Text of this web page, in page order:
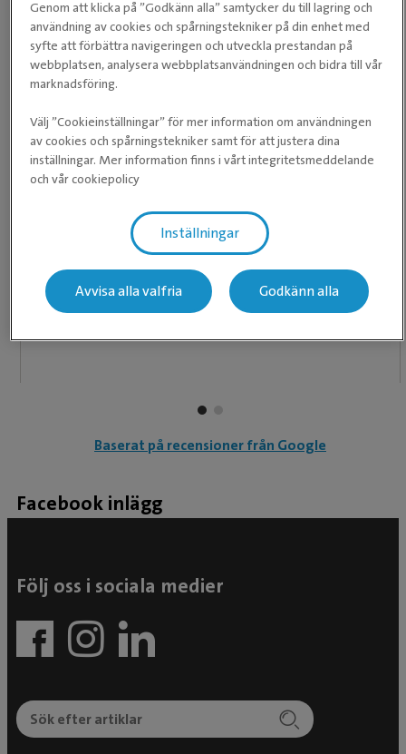
Klinikchef / Leg. Veterinär
Våra medarbetare
Våra recensioner
Duktig, trevlig personal som hanterade en akut
Baserat på recensioner från Google
Facebook inlägg
Följ oss i sociala medier
Genom att klicka på ”Godkänn alla” samtycker du till lagring och
användning av cookies och spårningstekniker på din enhet med
syfte att förbättra navigeringen och utveckla prestandan på
webbplatsen, analysera webbplatsanvändningen och bidra till vår
marknadsföring.
Välj ”Cookieinställningar” för mer information om användningen
av cookies och spårningstekniker samt för att justera dina
inställningar. Mer information finns i vårt integritetsmeddelande
och vår cookiepolicy
Inställningar
Avvisa alla valfria Godkänn alla